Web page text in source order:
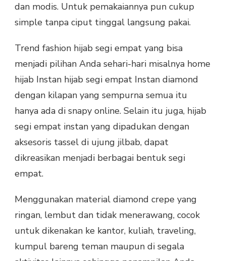
dan modis. Untuk pemakaiannya pun cukup
simple tanpa ciput tinggal langsung pakai.
Trend fashion hijab segi empat yang bisa
menjadi pilihan Anda sehari-hari misalnya home
hijab Instan hijab segi empat Instan diamond
dengan kilapan yang sempurna semua itu
hanya ada di snapy online. Selain itu juga, hijab
segi empat instan yang dipadukan dengan
aksesoris tassel di ujung jilbab, dapat
dikreasikan menjadi berbagai bentuk segi
empat.
Menggunakan material diamond crepe yang
ringan, lembut dan tidak menerawang, cocok
untuk dikenakan ke kantor, kuliah, traveling,
kumpul bareng teman maupun di segala